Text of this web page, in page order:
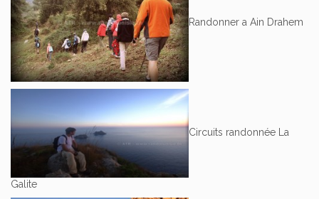
Randonner a Ain Drahem
Circuits randonnée La
Galite